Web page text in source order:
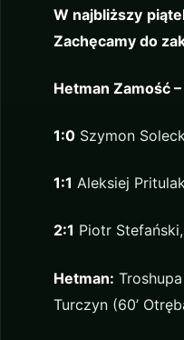
W najbliższy
Zachęcamy do
Hetman Zamość –
1:0Szymon
1:1 Aleksiej
2:1 Piotr
Hetman:
Turczyn (60’